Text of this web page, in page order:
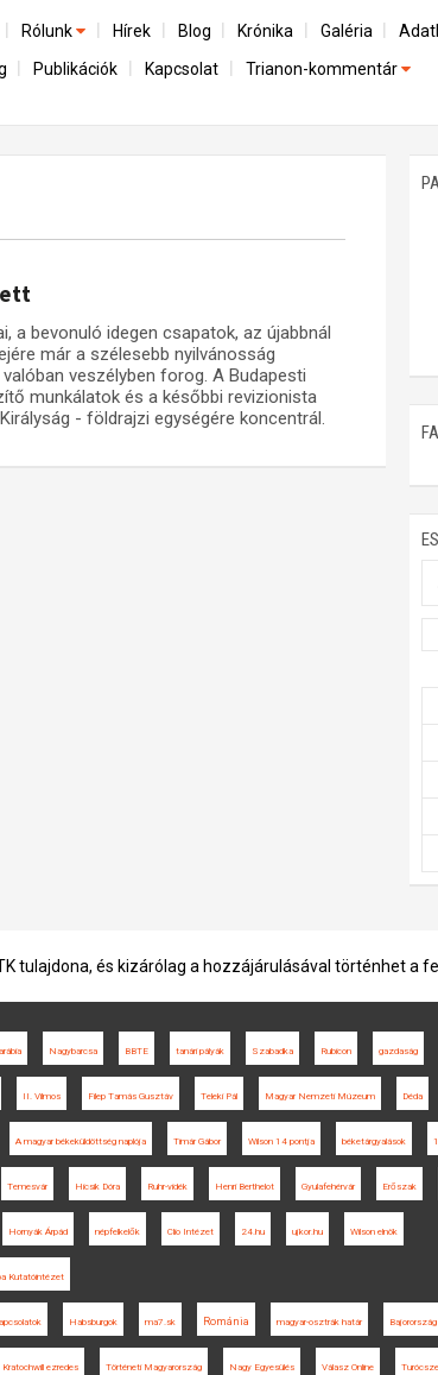
és a magyar társadalom
Rólunk
A kutatócsoport működéséről
Hírek Blog Krónika Galéria
Publikációk Kapcsolat Trianon-kommentár
a bevonuló idegen csapatok, az újabbnál
már a szélesebb nyilvánosság
veszélyben forog. A Budapesti
munkálatok és a későbbi revizionista
- földrajzi egységére koncentrál.
tulajdona, és kizárólag a hozzájárulásával történhet a
Nagybarcsa BBTE tanári pályák Szabadka Rubicon gazdaság
II. Vilmos Filep Tamás Gusztáv Teleki Pál Magyar Nemzeti Múzeum Déda
A magyar békeküldöttség naplója Timár Gábor Wilson 14 pontja béketárgyalások
Temesvár Hicsik Dóra Ruhr-vidék Henri Berthelot Gyulafehérvár Erőszak
Hornyák Árpád népfelkelők Clio Intézet 24.hu ujkor.hu Wilson elnök
Kutatóintézet
Habsburgok ma7.sk Románia magyar-osztrák határ Bajorország
Kratochwill ezredes Történeti Magyarország Nagy Egyesülés Válasz Online